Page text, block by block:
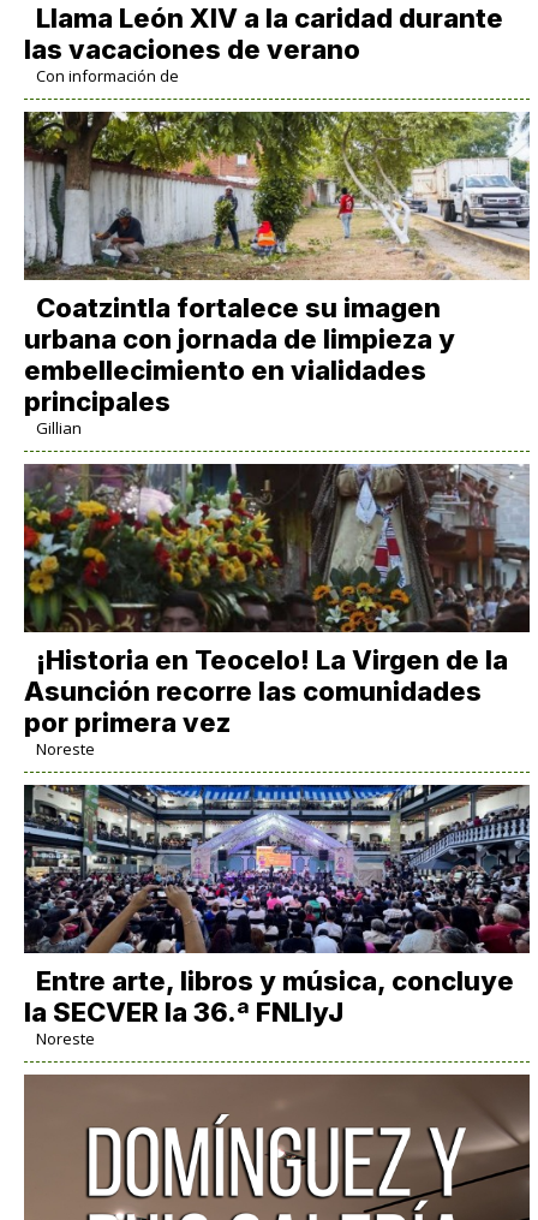
Llama León XIV a la caridad durante
las vacaciones de verano
Con información de
Coatzintla fortalece su imagen
urbana con jornada de limpieza y
embellecimiento en vialidades
principales
Gillian
​¡Historia en Teocelo! La Virgen de la
Asunción recorre las comunidades
por primera vez
Noreste
Entre arte, libros y música, concluye
la SECVER la 36.ª FNLIyJ
Noreste